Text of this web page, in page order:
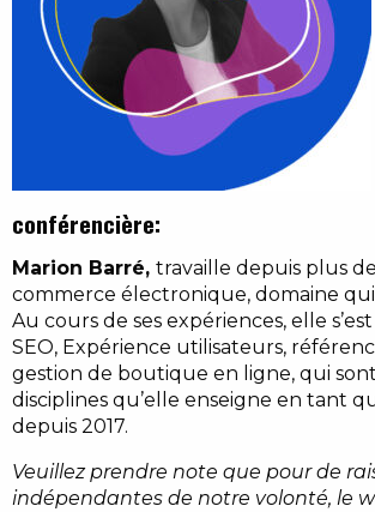
conférencière:
Marion Barré, travaille depuis plus
commerce électronique, domaine qui
Au cours de ses expériences, elle
SEO, Expérience utilisateurs,
gestion de boutique en ligne, qui
disciplines qu’elle enseigne en tant
depuis 2017.
Veuillez prendre note que pour de
indépendantes de notre volonté, le